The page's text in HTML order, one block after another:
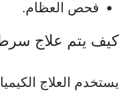
فحص العظام.
كيف يتم علاج
يستخدم العلاج